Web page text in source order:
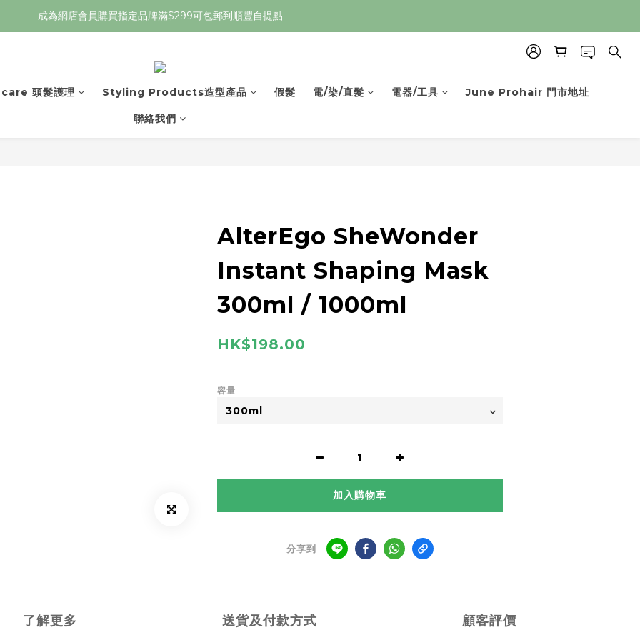
成為網店會員購買指定品牌滿$299可包郵到順豐自提點
頭髮護理 Styling Products造型產品 假髮 電/染/直髮 電器/工具 June Prohair 門市地址
聯絡我們
AlterEgo SheWonder
Instant Shaping Mask
300ml / 1000ml
HK$198.00
容量
加入購物車
分享到
了解更多 送貨及付款方式 顧客評價